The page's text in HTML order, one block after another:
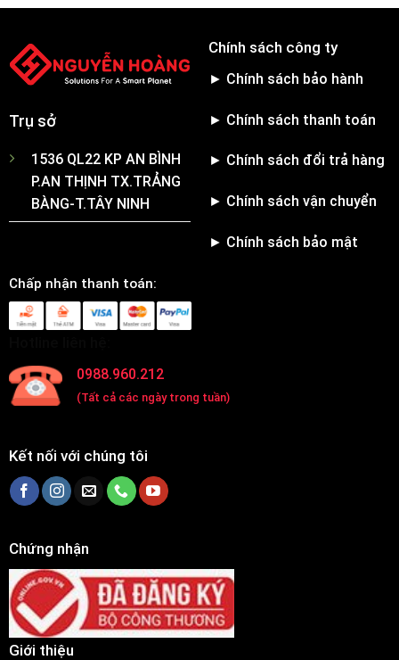
Trụ sở
1536 QL22 KP AN BÌNH
P.AN THỊNH TX.TRẢNG
BÀNG-T.TÂY NINH
Chính sách công ty
► Chính sách bảo hành
► Chính sách thanh toán
► Chính sách đổi trả hàng
► Chính sách vận chuyển
► Chính sách bảo mật
Chấp nhận thanh toán:
0988.960.212
(Tất cả các ngày trong tuần)
Kết nối với chúng tôi
Chứng nhận
Giới thiệu